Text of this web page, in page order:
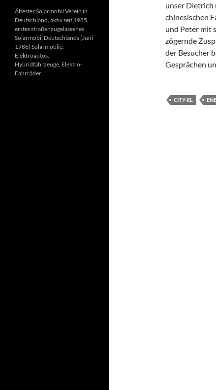
unser Dietrich
chinesischen
und Peter mit
zögernde
der Besucher
Gesprächen
CITY-EL
Ältester Solarmobil Verein in
Deutschland, aktiv seit 1985,
erstes straßenzugelassenes
Solarmobil Deutschlands (Juni
1986) Solarmobile,
Elektroautos,
Hybridfahrzeuge, Elektro-
Fahrräder.